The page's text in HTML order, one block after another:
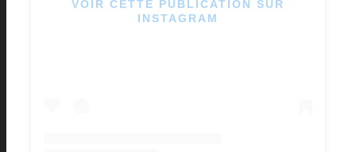
VOIR CETTE PUBLICATION SUR
INSTAGRAM